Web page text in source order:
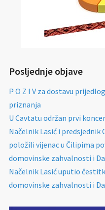
Posljednje objave
P O Z I V za dostavu
priznanja
U Cavtatu održan prvi
Načelnik Lasić i predsjednik
položili vijenac u Čilipima
domovinske zahvalnosti i
Načelnik Lasić uputio
domovinske zahvalnosti i